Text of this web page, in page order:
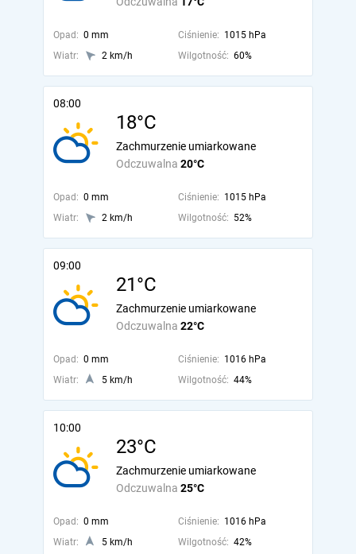
Opad: 0 mm Ciśnienie: 1015 hPa
Wiatr:
2 km/h Wilgotność: 60%
08:00
18°C
Odczuwalna 20°C
Zachmurzenie umiarkowane
Opad: 0 mm Ciśnienie: 1015 hPa
Wiatr:
2 km/h Wilgotność: 52%
09:00
21°C
Odczuwalna 22°C
Zachmurzenie umiarkowane
Opad: 0 mm Ciśnienie: 1016 hPa
Wiatr:
5 km/h Wilgotność: 44%
10:00
23°C
Odczuwalna 25°C
Zachmurzenie umiarkowane
Opad: 0 mm Ciśnienie: 1016 hPa
Wiatr:
5 km/h Wilgotność: 42%